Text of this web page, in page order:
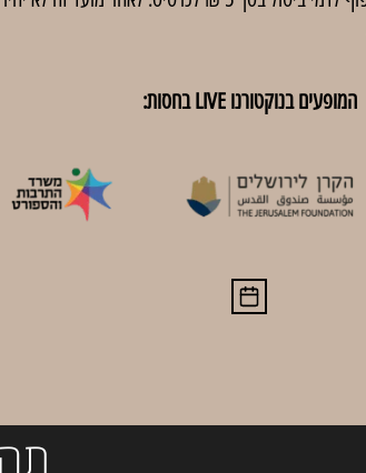
המופעים בנוקטורנו LIVE בחסות: